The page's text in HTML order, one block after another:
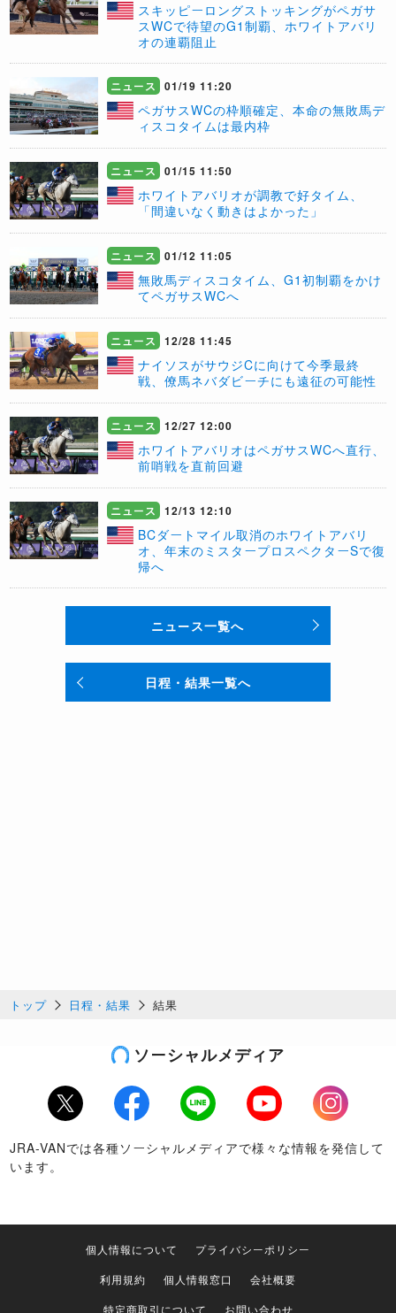
スキッピーロングストッキングがペガサ
スWCで待望のG1制覇、ホワイトアバリ
オの連覇阻止
ニュース 01/19 11:20
​ペガサスWCの枠順確定、本命の無敗馬デ
ィスコタイムは最内枠
ニュース 01/15 11:50
ホワイトアバリオが調教で好タイム、
「間違いなく動きはよかった」
ニュース 01/12 11:05
無敗馬ディスコタイム、G1初制覇をかけ
てペガサスWCへ
ニュース 12/28 11:45
ナイソスがサウジCに向けて今季最終
戦、僚馬ネバダビーチにも遠征の可能性
ニュース 12/27 12:00
ホワイトアバリオはペガサスWCへ直行、
前哨戦を直前回避
ニュース 12/13 12:10
BCダートマイル取消のホワイトアバリ
オ、年末のミスタープロスペクターSで復
帰へ
ニュース一覧へ
日程・結果一覧へ
トップ 日程・結果 結果
ソーシャルメディア
Twitter Facebook LINE Youtube
Instagram
JRA-VANでは各種ソーシャルメディアで様々な情報を発信して
います。
個人情報について
プライバシーポリシー
利用規約
個人情報窓口
会社概要
特定商取引について
お問い合わせ